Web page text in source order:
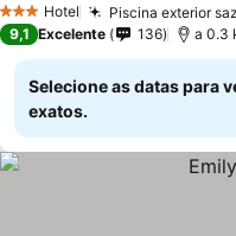
3 EstrelasHotel Piscina exterior
9,1 Excelente 136 a 0.3
Selecione as datas para
exatos.